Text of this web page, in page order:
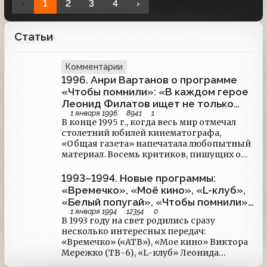
‹ 1 2 3 4 ›
Статьи
Комментарии
1996. Анри Вартанов о программе
«Чтобы помнили»: «В каждом герое
Леонид Филатов ищет не только
лицедея-профессионала, но и
человека»
1 января 1996 8941 1
В конце 1995 г., когда весь мир отмечал
столетний юбилей кинематографа,
«Общая газета» напечатала любопытный
материал. Восемь критиков, пишущих о
«критик» — 50 москвичей разных
профессий и социальных слоев, по
пятибалльной шкале оценивали
телепередачи о кино, идущие на разных
каналах.Среди девятнадцати соискателей
на первенство в разряде «малый экран о
большом» было немало любимых
зрителями программ.
1993–1994. Новые программы:
«Времечко», «Моё кино», «L-клуб»,
«Белый попугай», «Чтобы помнили»
против «Серебряного шара»
1 января 1994 12354 0
В 1993 году на свет родились сразу
несколько интересных передач:
«Времечко» («АТВ»), «Мое кино» Виктора
Мережко (ТВ-6), «L-клуб» Леонида
Ярмольника («ВИД»), «Белый попугай»